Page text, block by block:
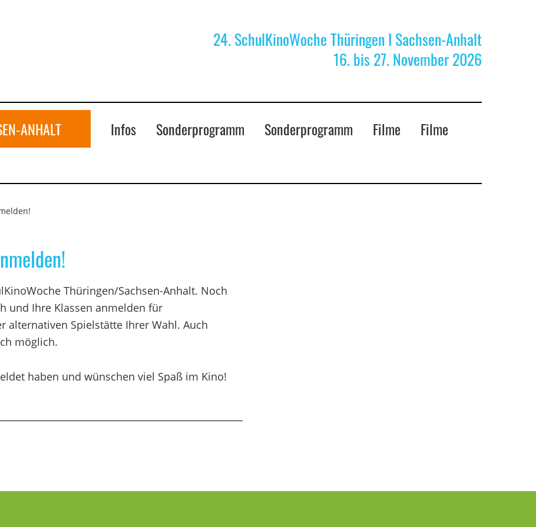
24. SchulKinoWoche Thüringen I Sachsen-Anhalt
16. bis 27. November 2026
ANHALT Infos Sonderprogramm Sonderprogramm Filme
Filme
Thüringen/Sachsen-Anhalt. Noch
und Ihre Klassen anmelden für
alternativen Spielstätte Ihrer Wahl. Auch
möglich.
haben und wünschen viel Spaß im Kino!